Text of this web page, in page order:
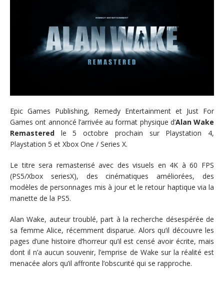
Epic Games Publishing, Remedy Entertainment et Just For
Games ont annoncé l’arrivée au format physique d’Alan Wake
Remastered le 5 octobre prochain sur Playstation 4,
Playstation 5 et Xbox One / Series X.
Le titre sera remasterisé avec des visuels en 4K à 60 FPS
(PS5/Xbox seriesX), des cinématiques améliorées, des
modèles de personnages mis à jour et le retour haptique via la
manette de la PS5.
Alan Wake, auteur troublé, part à la recherche désespérée de
sa femme Alice, récemment disparue. Alors qu’il découvre les
pages d’une histoire d’horreur qu’il est censé avoir écrite, mais
dont il n’a aucun souvenir, l’emprise de Wake sur la réalité est
menacée alors qu’il affronte l’obscurité qui se rapproche.